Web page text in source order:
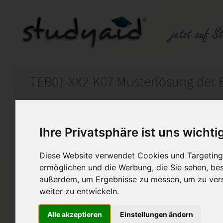
Ihre Privatsphäre ist uns
Diese Website verwendet Cookies und
ermöglichen und die Werbung, die Sie sehen,
außerdem, um Ergebnisse zu messen, um zu
weiter zu entwickeln.
Alle akzeptieren Einstellungen ändern
TEB01-XX2-K07
Musterlösung der
TEB01 mit Korekturen
Note 3 (Mit Korrekturen Note